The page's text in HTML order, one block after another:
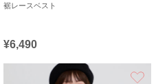
裾レースベスト
¥6,490